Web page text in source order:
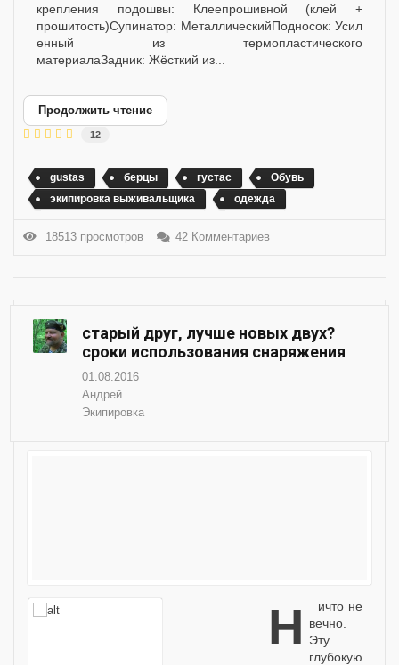
крепления подошвы: Клеепрошивной (клей +
прошитость)Супинатор: МеталлическийПодносок: Усил
енный из термопластического
материалаЗадник: Жёсткий из...
Продолжить чтение
12
gustas берцы густас
Обувь
экипировка выживальщика
одежда
18513 просмотров 42 Комментариев
старый друг, лучше новых двух?
сроки использования снаряжения
01.08.2016
Андрей
Экипировка
Ничто не
вечно.
Эту
глубокую